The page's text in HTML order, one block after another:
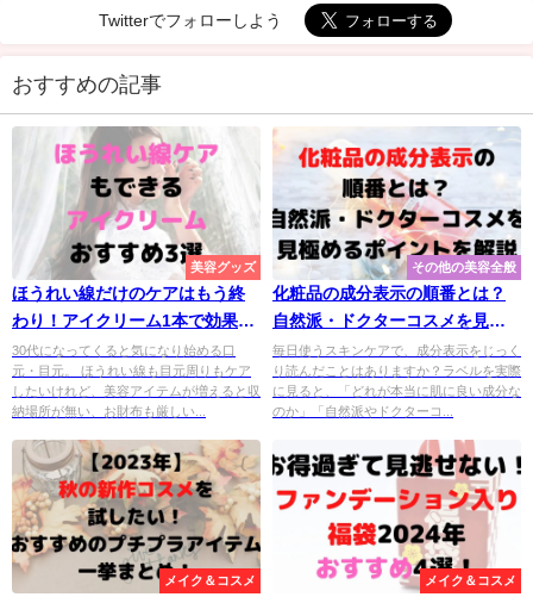
Twitterでフォローしよう
おすすめの記事
美容グッズ
ほうれい線だけのケアはもう終
わり！アイクリーム1本で効果的
にケアする
30代になってくると気になり始める口
元・目元。 ほうれい線も目元周りもケア
したいけれど、美容アイテムが増えると収
納場所が無い、お財布も厳しい...
その他の美容全般
化粧品の成分表示の順番とは？
自然派・ドクターコスメを見極
めるポイントを解説
毎日使うスキンケアで、成分表示をじっく
り読んだことはありますか？ラベルを実際
に見ると、「どれが本当に肌に良い成分な
のか」「自然派やドクターコ...
メイク＆コスメ メイク＆コスメ